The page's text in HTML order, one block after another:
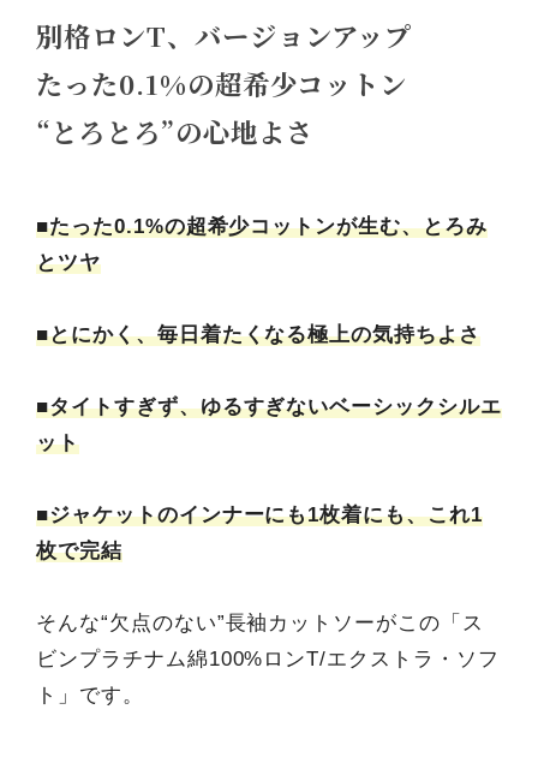
別格ロンT、バージョンアップ
たった0.1%の超希少コットン
“とろとろ”の心地よさ
■たった0.1%の超希少コットンが生む、とろみ
とツヤ
■とにかく、毎日着たくなる極上の気持ちよさ
■タイトすぎず、ゆるすぎないベーシックシルエ
ット
■ジャケットのインナーにも1枚着にも、これ1
枚で完結
そんな“欠点のない”長袖カットソーがこの「ス
ビンプラチナム綿100%ロンT/エクストラ・ソフ
ト」です。